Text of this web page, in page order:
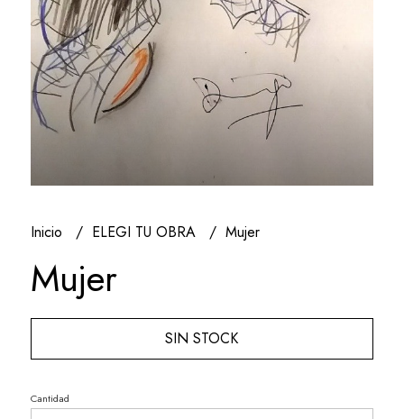
Inicio ELEGI TU OBRA Mujer
Mujer
SIN STOCK
Cantidad